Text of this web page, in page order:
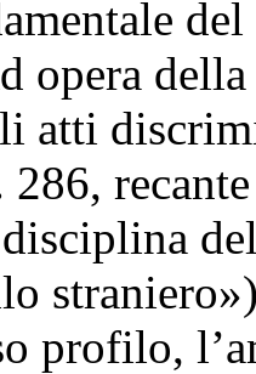
opera
atti
profilo,